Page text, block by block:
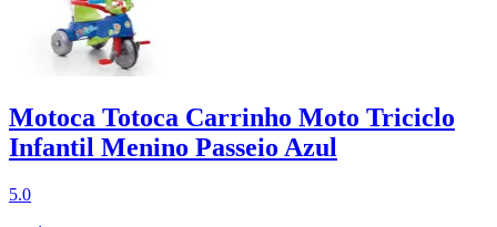
Motoca Totoca Carrinho Moto Triciclo
Infantil Menino Passeio Azul
5.0